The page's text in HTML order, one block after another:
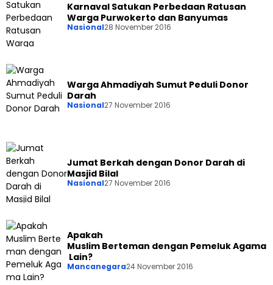
Karnaval Satukan Perbedaan Ratusan
Warga Purwokerto dan Banyumas
Nasional28 November 2016
Warga Ahmadiyah Sumut Peduli Donor
Darah
Nasional27 November 2016
Jumat Berkah dengan Donor Darah di
Masjid Bilal
Nasional27 November 2016
Apakah
Muslim Berteman dengan Pemeluk Agama
Lain?
Mancanegara24 November 2016